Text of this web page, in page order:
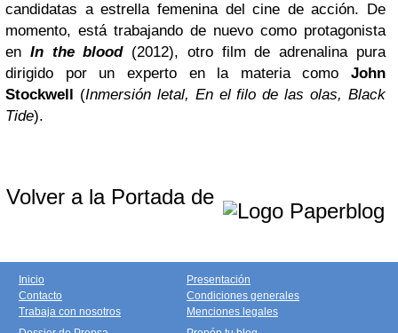
candidatas a estrella femenina del cine de acción. De
momento, está trabajando de nuevo como protagonista
en In the blood (2012), otro film de adrenalina pura
dirigido por un experto en la materia como John
Stockwell
(Inmersión letal, En el filo de las olas, Black
Tide).
Volver a la Portada de
Inicio
Contacto
Trabaja con nosotros
Presentación
Condiciones generales
Menciones legales